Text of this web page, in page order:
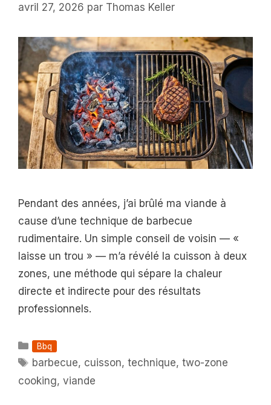
avril 27, 2026 par Thomas Keller
Pendant des années, j’ai brûlé ma viande à
cause d’une technique de barbecue
rudimentaire. Un simple conseil de voisin — «
laisse un trou » — m’a révélé la cuisson à deux
zones, une méthode qui sépare la chaleur
directe et indirecte pour des résultats
professionnels.
Catégories
Bbq
Étiquettes
barbecue, cuisson,technique,two-zone
cooking, viande